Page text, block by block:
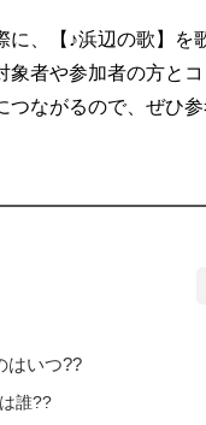
、【♪浜辺の歌】を
象者や参加者の方と
ながるので、ぜひ
はいつ??
誰??